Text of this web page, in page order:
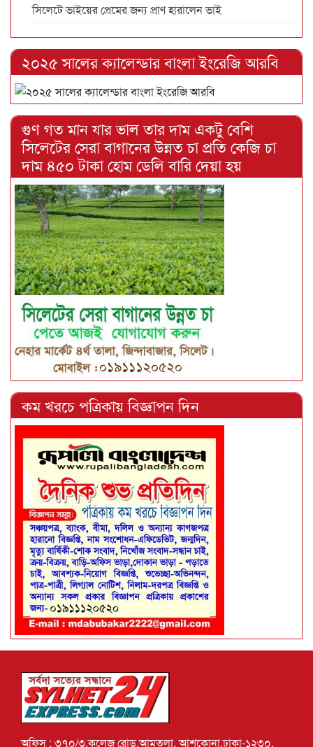
সিলেটে ভাইয়ের প্রেমের জন্য প্রাণ হারালেন ভাই
২০২৫ সালের ক্যালেন্ডার বাংলা ইংরেজি আরবি
গুণ গত মান যার ভাল তার দাম একটু বেশি
সিলেটের সেরা বাগানের উন্নত চা প্রতি কেজি চা
দাম ৪৫০ টাকা হোম ডেলি বারি দেয়া হয়
কম খরচে পত্রিকায় বিজ্ঞাপন দিন
অফিস : ৩৭০/৩,কলেজ রোড,আমতলা, আশকোনা,ঢাকা-১২৩০,